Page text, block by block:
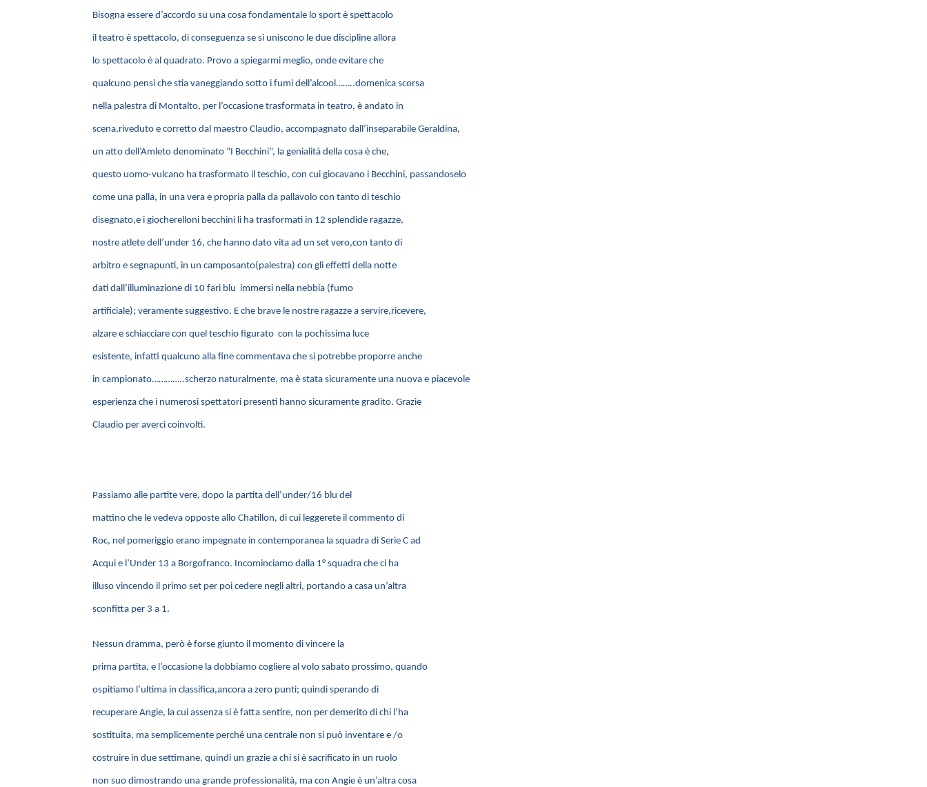
Bisogna essere d’accordo su una cosa fondamentale lo sport è spettacolo
il teatro è spettacolo, di conseguenza se si uniscono le due discipline allora
lo spettacolo è al quadrato. Provo a spiegarmi meglio, onde evitare che
qualcuno pensi che stia vaneggiando sotto i fumi dell’alcool……..domenica scorsa
nella palestra di Montalto, per l’occasione trasformata in teatro, è andato in
scena,riveduto e corretto dal maestro Claudio, accompagnato dall’inseparabile Geraldina,
un atto dell’Amleto denominato “I Becchini”, la genialità della cosa è che,
questo uomo-vulcano ha trasformato il teschio, con cui giocavano i Becchini, passandoselo
come una palla, in una vera e propria palla da pallavolo con tanto di teschio
disegnato,e i giocherelloni becchini li ha trasformati in 12 splendide ragazze,
nostre atlete dell’under 16, che hanno dato vita ad un set vero,con tanto di
arbitro e segnapunti, in un camposanto(palestra) con gli effetti della notte
dati dall’illuminazione di 10 fari blu immersi nella nebbia (fumo
artificiale); veramente suggestivo. E che brave le nostre ragazze a servire,ricevere,
alzare e schiacciare con quel teschio figurato con la pochissima luce
esistente, infatti qualcuno alla fine commentava che si potrebbe proporre anche
in campionato…………..scherzo naturalmente, ma è stata sicuramente una nuova e piacevole
esperienza che i numerosi spettatori presenti hanno sicuramente gradito. Grazie
Claudio per averci coinvolti.
Passiamo alle partite vere, dopo la partita dell’under/16 blu del
mattino che le vedeva opposte allo Chatillon, di cui leggerete il commento di
Roc, nel pomeriggio erano impegnate in contemporanea la squadra di Serie C ad
Acqui e l’Under 13 a Borgofranco. Incominciamo dalla 1° squadra che ci ha
illuso vincendo il primo set per poi cedere negli altri, portando a casa un’altra
sconfitta per 3 a 1.
Nessun dramma, però è forse giunto il momento di vincere la
prima partita, e l’occasione la dobbiamo cogliere al volo sabato prossimo, quando
ospitiamo l’ultima in classifica,ancora a zero punti; quindi sperando di
recuperare Angie, la cui assenza si è fatta sentire, non per demerito di chi l’ha
sostituita, ma semplicemente perché una centrale non si può inventare e /o
costruire in due settimane, quindi un grazie a chi si è sacrificato in un ruolo
non suo dimostrando una grande professionalità, ma con Angie è un’altra cosa